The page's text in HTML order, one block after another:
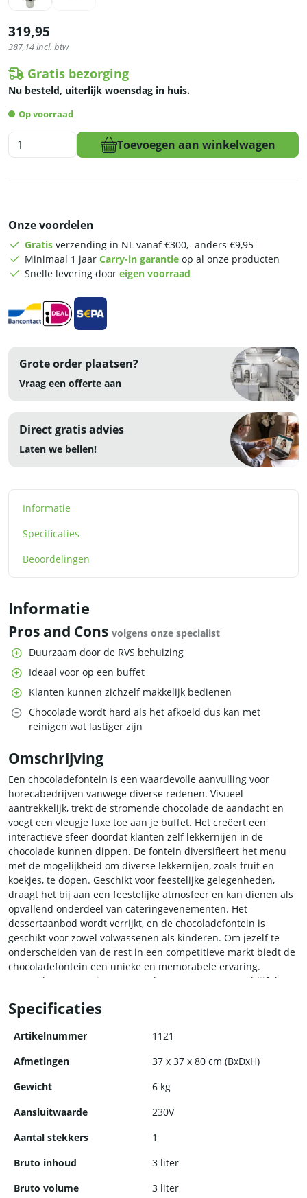
319,95
387,14incl. btw
Gratis bezorging
Nu besteld, uiterlijk woensdag in huis.
Op voorraad
HCB
Chocoladefontein
80
cm
RVS
Toevoegen aan winkelwagen
Onze voordelen
Gratis verzending in NL vanaf €300,- anders €9,95
Minimaal 1 jaar Carry-in garantie op al onze producten
Snelle levering door eigen voorraad
Grote order plaatsen?
Vraag een offerte aan
Direct gratis advies
Laten we bellen!
Informatie
Specificaties
Beoordelingen
Informatie
Pros and Cons volgens onze specialist
Duurzaam door de RVS behuizing
Ideaal voor op een buffet
Klanten kunnen zichzelf makkelijk bedienen
Chocolade wordt hard als het afkoeld dus kan met
reinigen wat lastiger zijn
Omschrijving
Een chocoladefontein is een waardevolle aanvulling voor
horecabedrijven vanwege diverse redenen. Visueel
aantrekkelijk, trekt de stromende chocolade de aandacht en
voegt een vleugje luxe toe aan je buffet. Het creëert een
interactieve sfeer doordat klanten zelf lekkernijen in de
chocolade kunnen dippen. De fontein diversifieert het menu
met de mogelijkheid om diverse lekkernijen, zoals fruit en
koekjes, te dopen. Geschikt voor feestelijke gelegenheden,
draagt het bij aan een feestelijke atmosfeer en kan dienen als
opvallend onderdeel van cateringevenementen. Het
dessertaanbod wordt verrijkt, en de chocoladefontein is
geschikt voor zowel volwassenen als kinderen. Om jezelf te
onderscheiden van de rest in een competitieve markt biedt de
chocoladefontein een unieke en memorabele ervaring.
Aanpasbaar aan seizoenen en thema-evenementen, blijft het
horecabedrijven.
Specificaties
Artikelnummer
1121
Afmetingen
37 x 37 x 80 cm (BxDxH)
Gewicht
6 kg
Aansluitwaarde
230V
Aantal stekkers
1
Bruto inhoud
3 liter
Bruto volume
3 liter